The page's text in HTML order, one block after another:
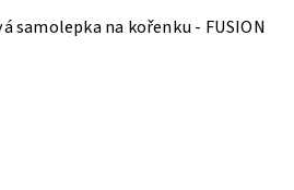
samolepka na kořenku - FUSION